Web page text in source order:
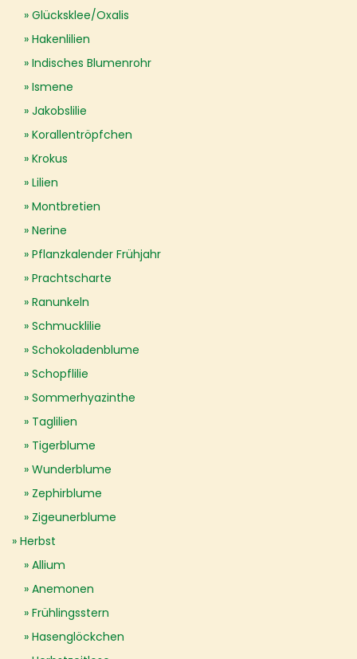
Glücksklee/Oxalis
Hakenlilien
Indisches Blumenrohr
Ismene
Jakobslilie
Korallentröpfchen
Krokus
Lilien
Montbretien
Nerine
Pflanzkalender Frühjahr
Prachtscharte
Ranunkeln
Schmucklilie
Schokoladenblume
Schopflilie
Sommerhyazinthe
Taglilien
Tigerblume
Wunderblume
Zephirblume
Zigeunerblume
Herbst
Allium
Anemonen
Frühlingsstern
Hasenglöckchen